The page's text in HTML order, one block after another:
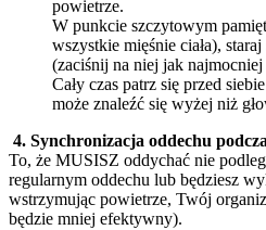
W punkcie szczytowym
wszystkie mięśnie ciała),
(zaciśnij na niej jak
Cały czas patrz się przed
może znaleźć się wyżej niż
4. Synchronizacja oddechu
To, że MUSISZ oddychać nie
regularnym oddechu lub będziesz
wstrzymując powietrze, Twój
będzie mniej efektywny).